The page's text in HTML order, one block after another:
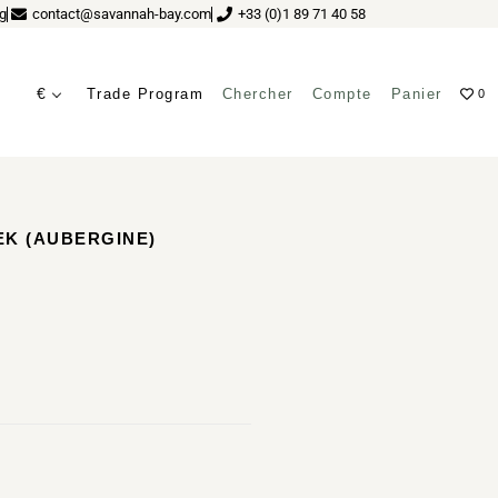
contact@savannah-bay.com +33 (0)1 89 71 40 58
€ Trade Program Chercher Compte Panier 0
(AUBERGINE)